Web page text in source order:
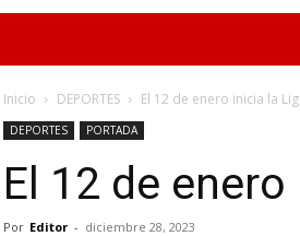
Inicio DEPORTES El 12 de enero inicia la
DEPORTES PORTADA
El 12 de
Por Editor - diciembre 28, 2023